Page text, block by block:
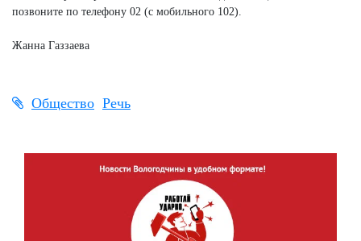
позвоните по телефону 02 (с мобильного 102).
Жанна Газзаева
Общество Речь